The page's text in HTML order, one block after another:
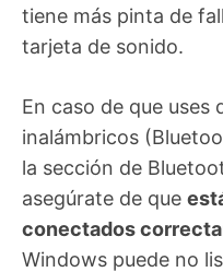
tiene más pinta de
tarjeta de sonido.
En caso de que uses
inalámbricos
la sección de
asegúrate de que
conectados
Windows puede no